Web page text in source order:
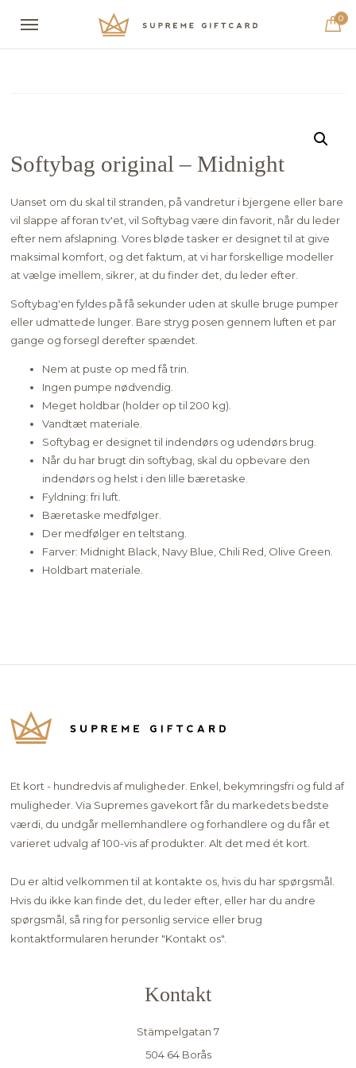
0
Softybag original – Midnight
Uanset om du skal til stranden, på vandretur i bjergene eller bare
vil slappe af foran tv'et, vil Softybag være din favorit, når du leder
efter nem afslapning. Vores bløde tasker er designet til at give
maksimal komfort, og det faktum, at vi har forskellige modeller
at vælge imellem, sikrer, at du finder det, du leder efter.
Softybag'en fyldes på få sekunder uden at skulle bruge pumper
eller udmattede lunger. Bare stryg posen gennem luften et par
gange og forsegl derefter spændet.
Nem at puste op med få trin.
Ingen pumpe nødvendig.
Meget holdbar (holder op til 200 kg).
Vandtæt materiale.
Softybag er designet til indendørs og udendørs brug.
Når du har brugt din softybag, skal du opbevare den
indendørs og helst i den lille bæretaske.
Fyldning: fri luft.
Bæretaske medfølger.
Der medfølger en teltstang.
Farver: Midnight Black, Navy Blue, Chili Red, Olive Green.
Holdbart materiale.
Et kort - hundredvis af muligheder. Enkel, bekymringsfri og fuld af
muligheder. Via Supremes gavekort får du markedets bedste
værdi, du undgår mellemhandlere og forhandlere og du får et
varieret udvalg af 100-vis af produkter. Alt det med ét kort.
Du er altid velkommen til at kontakte os, hvis du har spørgsmål.
Hvis du ikke kan finde det, du leder efter, eller har du andre
spørgsmål, så ring for personlig service eller brug
kontaktformularen herunder "Kontakt os".
Kontakt
Stämpelgatan 7
504 64 Borås